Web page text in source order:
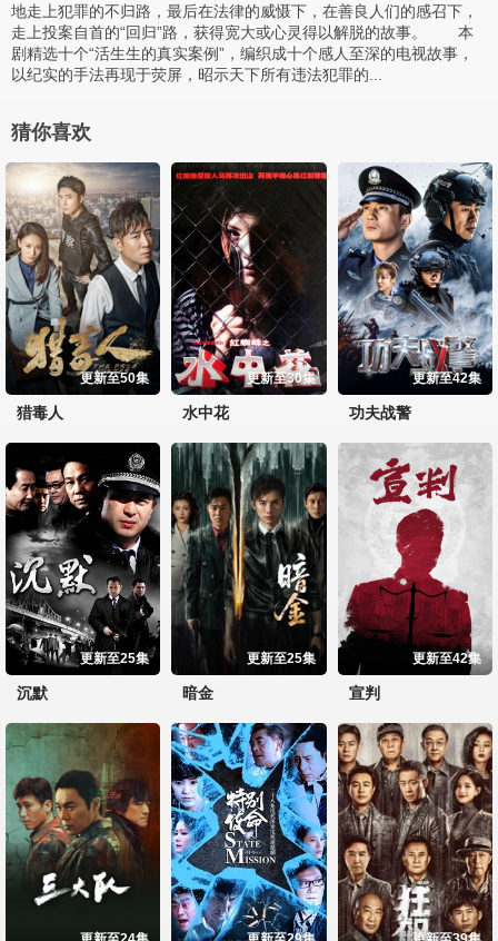
地走上犯罪的不归路，最后在法律的威慑下，在善良人们的感召下，
走上投案自首的“回归”路，获得宽大或心灵得以解脱的故事。 本
剧精选十个“活生生的真实案例”，编织成十个感人至深的电视故事，
以纪实的手法再现于荧屏，昭示天下所有违法犯罪的...
猜你喜欢
更新至50集
猎毒人
更新至30集
水中花
更新至42集
功夫战警
更新至25集
沉默
更新至25集
暗金
更新至42集
宣判